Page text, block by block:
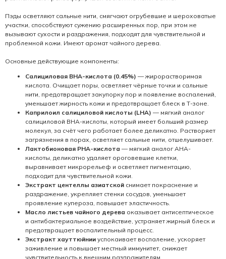
Пэды осветляют сальные нити, смягчают огрубевшие и шероховатые
участки, способствуют сужению расширенных пор, при этом не
вызывают сухости и раздражения, подходят для чувствительной и
проблемной кожи. Имеют аромат чайного дерева.
Основные действующие компоненты:
Салициловая BHA-кислота (0.45%) — жирорастворимая
кислота. Очищает поры, осветляет чёрные точки и сальные
нити, предотвращает закупорку пор и появление воспалений,
уменьшает жирность кожи и предотвращает блеск в Т-зоне.
Каприлоил салициловой кислоты (LHA) — мягкий аналог
салициловой BHA-кислоты, который имеет больший размер
молекул, за счёт чего работает более деликатно. Растворяет
загрязнения в порах, осветляет сальные нити, отшелушивает.
Лактобионовая PHA-кислота — мягкий аналог AHA-
кислоты, деликатно удаляет ороговевшие клетки,
выравнивает микрорельеф и осветляет пигментацию,
подходит для чувствительной кожи.
Экстракт центеллы азиатской снимает покраснение и
раздражение, укрепляет стенки сосудов, уменьшает
проявление купероза, повышает эластичность.
Масло листьев чайного дерева оказывает антисептическое
и антибактериальное воздействие, устраняет жирный блеск и
предотвращает воспалительный процесс.
Экстракт хауттюйнии успокаивает воспаление, ускоряет
заживление и повышает местный иммунитет, снижает
чувствительность к внешним раздражителям.